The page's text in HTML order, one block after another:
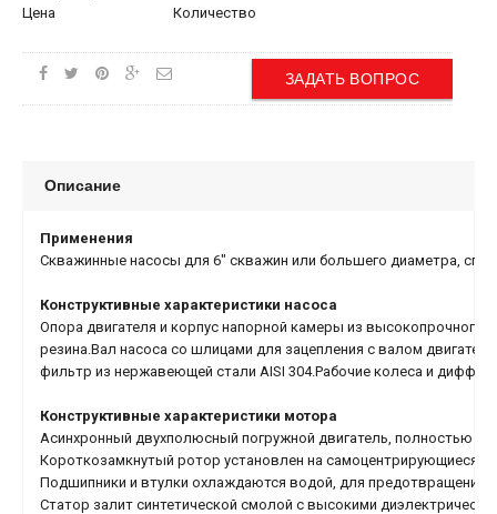
Цена
Количество
ЗАДАТЬ ВОПРОС
Описание
Применения
Скважинные насосы для 6" скважин или большего диаметра,
Конструктивные характеристики насоса
Опора двигателя и корпус напорной камеры из высокопрочного
резина.Вал насоса со шлицами для зацепления с валом
фильтр из нержавеющей стали AISI 304.Рабочие колеса и
Конструктивные характеристики мотора
Асинхронный двухполюсный погружной двигатель, полностью
Короткозамкнутый ротор установлен на самоцентрирующиеся
Подшипники и втулки охлаждаются водой, для предотвращения
Статор залит синтетической смолой с высокими